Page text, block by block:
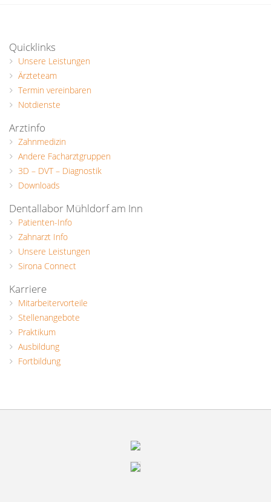
Quicklinks
Unsere Leistungen
Ärzteteam
Termin vereinbaren
Notdienste
Arztinfo
Zahnmedizin
Andere Facharztgruppen
3D – DVT – Diagnostik
Downloads
Dentallabor Mühldorf am Inn
Patienten-Info
Zahnarzt Info
Unsere Leistungen
Sirona Connect
Karriere
Mitarbeitervorteile
Stellenangebote
Praktikum
Ausbildung
Fortbildung